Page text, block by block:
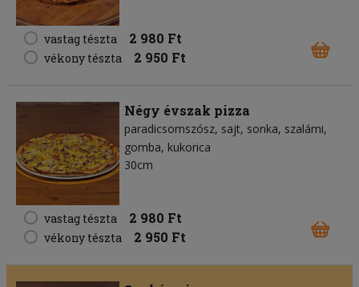
vastag tészta 2 980 Ft
vékony tészta 2 950 Ft
Négy évszak pizza
paradicsomszósz sajt sonka szalámi
gomba kukorica
30cm
vastag tészta 2 980 Ft
vékony tészta 2 950 Ft